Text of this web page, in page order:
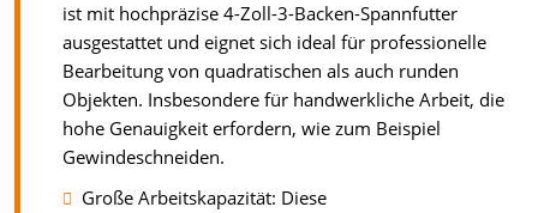
ist mit hochpräzise 4-Zoll-3-Backen-Spannfutter
ausgestattet und eignet sich ideal für professionelle
Bearbeitung von quadratischen als auch runden
Objekten. Insbesondere für handwerkliche Arbeit, die
hohe Genauigkeit erfordern, wie zum Beispiel
Gewindeschneiden.
Große Arbeitskapazität: Diese